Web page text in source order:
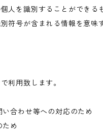
人を識別することができ
符号が含まれる情報を意味
利用致します。
合わせ等への対応のため
ため